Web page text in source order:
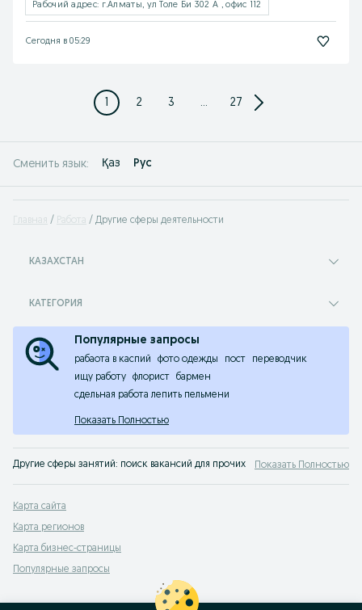
Рабочий адрес: г.Алматы, ул Толе Би 302 А , офис 112
Сегодня в 05:29
1 2 3 ... 27
Сменить язык: Қаз Рус
Главная Работа Другие сферы деятельности
КАЗАХСТАН
КАТЕГОРИЯ
Популярные запросы
рабаота в каспий фото одежды пост
переводчик
ищу работу
флорист
бармен
сдельная работа лепить пельмени
Показать Полностью
Другие сферы занятий: поиск вакансий для прочих профессий. У нас
Показать Полностью
Карта сайта
Карта регионов
Карта бизнес-страницы
Популярные запросы